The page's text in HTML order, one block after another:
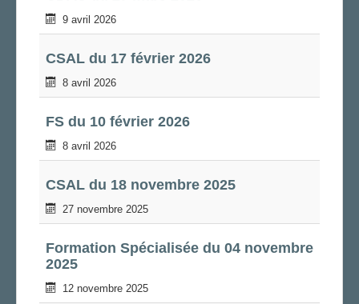
9 avril 2026
CSAL du 17 février 2026
8 avril 2026
FS du 10 février 2026
8 avril 2026
CSAL du 18 novembre 2025
27 novembre 2025
Formation Spécialisée du 04 novembre
2025
12 novembre 2025